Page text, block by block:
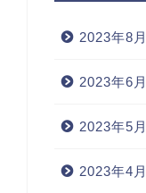
2023年8月
2023年6月
2023年5月
2023年4月